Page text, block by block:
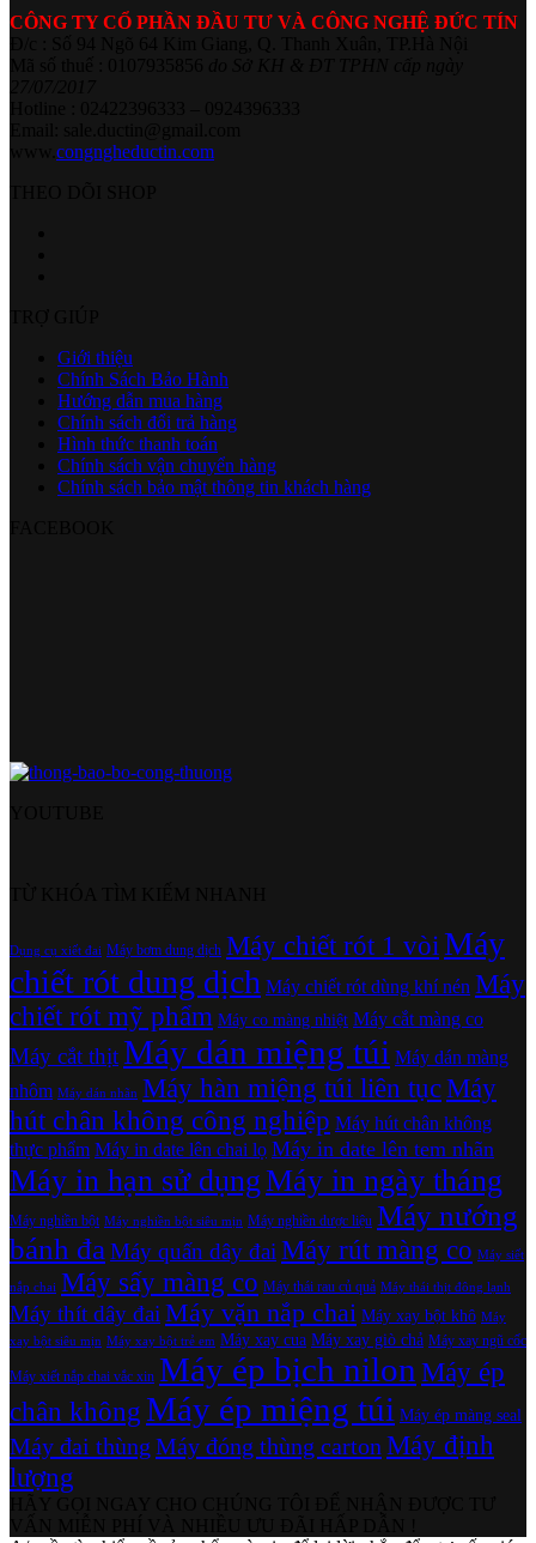
CÔNG TY CỔ PHẦN ĐẦU TƯ VÀ CÔNG NGHỆ ĐỨC TÍN
congngheductin.com
Giới thiệu
Chính Sách Bảo Hành
Hướng dẫn mua hàng
Chính sách đổi trả hàng
Hình thức thanh toán
Chính sách vận chuyển hàng
Chính sách bảo mật thông tin khách hàng
Dụng cụ xiết đai Máy bơm dung dịch Máy chiết rót 1 vòiMáy
chiết rót dung dịch Máy chiết rót dùng khí nén Máy
chiết rót mỹ phẩm Máy co màng nhiệt Máy cắt màng co
Máy cắt thịtMáy dán miệng túi Máy dán màng
nhôm Máy dán nhãn Máy hàn miệng túi liên tụcMáy
hút chân không công nghiệp Máy hút chân không
thực phẩm Máy in date lên chai lọ Máy in date lên tem nhãn
Máy in hạn sử dụngMáy in ngày tháng
Máy nghiền bột Máy nghiền bột siêu mịn Máy nghiền dược liệu Máy nướng
bánh đa Máy quấn dây đai Máy rút màng co Máy siết
nắp chai Máy sấy màng co Máy thái rau củ quả Máy thái thịt đông lạnh
Máy thít dây đai Máy vặn nắp chai Máy xay bột khô Máy
xay bột siêu mịn Máy xay bột trẻ em Máy xay cua Máy xay giò chả Máy xay ngũ cốc
Máy xiết nắp chai vắc xin Máy ép bịch nilon Máy ép
chân không Máy ép miệng túi Máy ép màng seal
Máy đai thùng Máy đóng thùng carton Máy định
lượng